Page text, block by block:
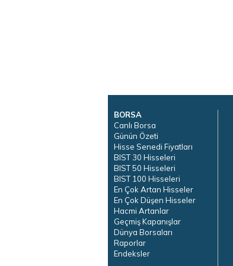
BORSA
Canlı Borsa
Günün Özeti
Hisse Senedi Fiyatları
BIST 30 Hisseleri
BIST 50 Hisseleri
BIST 100 Hisseleri
En Çok Artan Hisseler
En Çok Düşen Hisseler
Hacmi Artanlar
Geçmiş Kapanışlar
Dünya Borsaları
Raporlar
Endeksler